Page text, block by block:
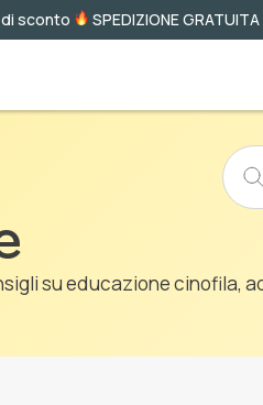
sconto SPEDIZIONE GRATUITA
su educazione cinofila,